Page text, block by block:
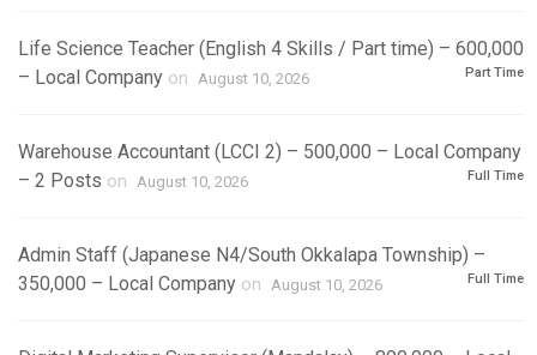
Life Science Teacher (English 4 Skills / Part time) – 600,000
– Local Company on August 10, 2026 Part Time
Warehouse Accountant (LCCI 2) – 500,000 – Local Company
– 2 Posts on August 10, 2026 Full Time
Admin Staff (Japanese N4/South Okkalapa Township) –
350,000 – Local Company on August 10, 2026 Full Time